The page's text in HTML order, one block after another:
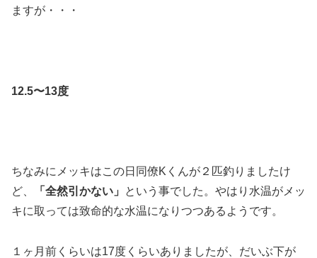
ますが・・・
12.5〜13度
ちなみにメッキはこの日同僚Kくんが２匹釣りましたけ
ど、
「全然引かない」
という事でした。やはり水温がメッ
キに取っては致命的な水温になりつつあるようです。
１ヶ月前くらいは17度くらいありましたが、だいぶ下が